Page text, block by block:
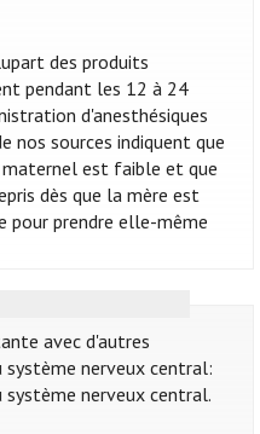
des produits
pendant les 12 à 24
d'anesthésiques
nos sources indiquent que
est faible et que
dès que la mère est
pour prendre elle-même
avec d'autres
système nerveux central:
système nerveux central.